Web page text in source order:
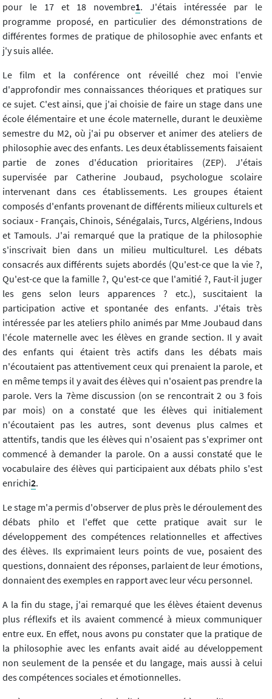
pour le 17 et 18 novembre1. J'étais intéressée par le
programme proposé, en particulier des démonstrations de
différentes formes de pratique de philosophie avec enfants et
j'y suis allée.
Le film et la conférence ont réveillé chez moi l'envie
d'approfondir mes connaissances théoriques et pratiques sur
ce sujet. C'est ainsi, que j'ai choisie de faire un stage dans une
école élémentaire et une école maternelle, durant le deuxième
semestre du M2, où j'ai pu observer et animer des ateliers de
philosophie avec des enfants. Les deux établissements faisaient
partie de zones d'éducation prioritaires (ZEP). J'étais
supervisée par Catherine Joubaud, psychologue scolaire
intervenant dans ces établissements. Les groupes étaient
composés d'enfants provenant de différents milieux culturels et
sociaux - Français, Chinois, Sénégalais, Turcs, Algériens, Indous
et Tamouls. J'ai remarqué que la pratique de la philosophie
s'inscrivait bien dans un milieu multiculturel. Les débats
consacrés aux différents sujets abordés (Qu'est-ce que la vie ?,
Qu'est-ce que la famille ?, Qu'est-ce que l'amitié ?, Faut-il juger
les gens selon leurs apparences ? etc.), suscitaient la
participation active et spontanée des enfants. J'étais très
intéressée par les ateliers philo animés par Mme Joubaud dans
l'école maternelle avec les élèves en grande section. Il y avait
des enfants qui étaient très actifs dans les débats mais
n'écoutaient pas attentivement ceux qui prenaient la parole, et
en même temps il y avait des élèves qui n'osaient pas prendre la
parole. Vers la 7ème discussion (on se rencontrait 2 ou 3 fois
par mois) on a constaté que les élèves qui initialement
n'écoutaient pas les autres, sont devenus plus calmes et
attentifs, tandis que les élèves qui n'osaient pas s'exprimer ont
commencé à demander la parole. On a aussi constaté que le
vocabulaire des élèves qui participaient aux débats philo s'est
enrichi2.
Le stage m'a permis d'observer de plus près le déroulement des
débats philo et l'effet que cette pratique avait sur le
développement des compétences relationnelles et affectives
des élèves. Ils exprimaient leurs points de vue, posaient des
questions, donnaient des réponses, parlaient de leur émotions,
donnaient des exemples en rapport avec leur vécu personnel.
A la fin du stage, j'ai remarqué que les élèves étaient devenus
plus réflexifs et ils avaient commencé à mieux communiquer
entre eux. En effet, nous avons pu constater que la pratique de
la philosophie avec les enfants avait aidé au développement
non seulement de la pensée et du langage, mais aussi à celui
des compétences sociales et émotionnelles.